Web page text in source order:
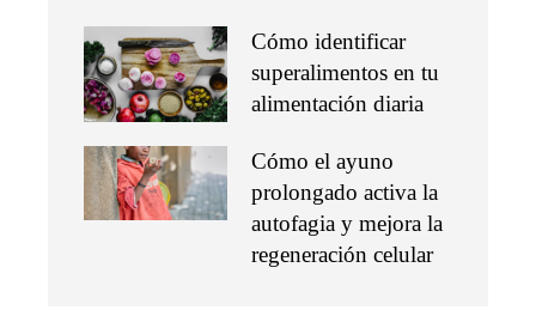
Cómo identificar
superalimentos en tu
alimentación diaria
Cómo el ayuno
prolongado activa la
autofagia y mejora la
regeneración celular